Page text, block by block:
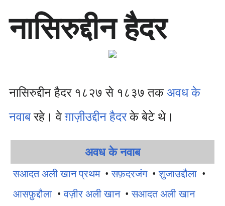
म
ग्री
नासिरुद्दीन हैदर
नासिरुद्दीन हैदर १८२७ से १८३७ तकअवध के
नवाबरहे। वेग़ाज़ीउद्दीन हैदरके बेटे थे।
अवध के नवाब
सआदत अली खान प्रथम•सफ़दरजंग•शुजाउद्दौला •
आसफ़ुद्दौला •वज़ीर अली खान•सआदत अली खान